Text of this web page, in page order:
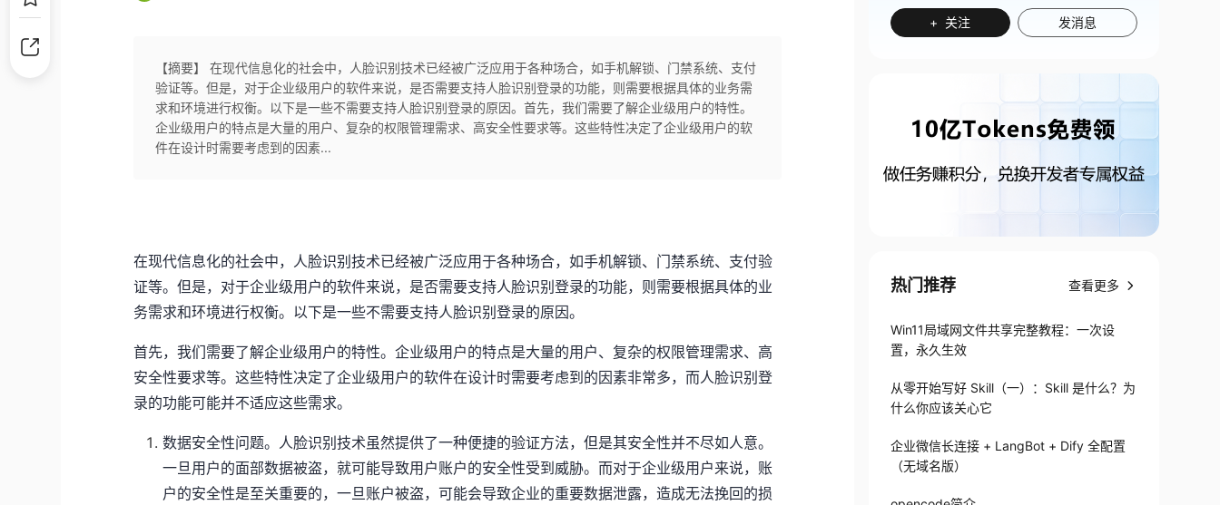
【摘要】 在现代信息化的社会中，人脸识别技术已经被广泛应用于各种场合，如手机解锁、门禁系统、支付
验证等。但是，对于企业级用户的软件来说，是否需要支持人脸识别登录的功能，则需要根据具体的业务需
求和环境进行权衡。以下是一些不需要支持人脸识别登录的原因。首先，我们需要了解企业级用户的特性。
企业级用户的特点是大量的用户、复杂的权限管理需求、高安全性要求等。这些特性决定了企业级用户的软
件在设计时需要考虑到的因素...
在现代信息化的社会中，人脸识别技术已经被广泛应用于各种场合，如手机解锁、门禁系统、支付验
证等。但是，对于企业级用户的软件来说，是否需要支持人脸识别登录的功能，则需要根据具体的业
务需求和环境进行权衡。以下是一些不需要支持人脸识别登录的原因。
首先，我们需要了解企业级用户的特性。企业级用户的特点是大量的用户、复杂的权限管理需求、高
安全性要求等。这些特性决定了企业级用户的软件在设计时需要考虑到的因素非常多，而人脸识别登
录的功能可能并不适应这些需求。
数据安全性问题。人脸识别技术虽然提供了一种便捷的验证方法，但是其安全性并不尽如人意。
一旦用户的面部数据被盗，就可能导致用户账户的安全性受到威胁。而对于企业级用户来说，账
户的安全性是至关重要的，一旦账户被盗，可能会导致企业的重要数据泄露，造成无法挽回的损
+ 关注 发消息
热门推荐 查看更多
Win11局域网文件共享完整教程：一次设
置，永久生效
从零开始写好 Skill（一）：Skill 是什么？为
什么你应该关心它
企业微信长连接 + LangBot + Dify 全配置
（无域名版）